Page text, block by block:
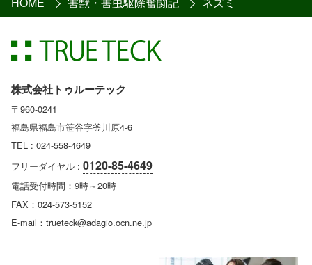
株式会社トゥルーテック
〒960-0241
福島県福島市笹谷字釜川原4-6
TEL : 024-558-4649
フリーダイヤル : 0120-85-4649
電話受付時間：9時～20時
FAX：024-573-5152
E-mail：trueteck@adagio.ocn.ne.jp